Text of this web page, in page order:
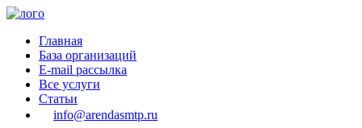
Главная
База организаций
E-mail рассылка
Все услуги
Статьи
info@arendasmtp.ru